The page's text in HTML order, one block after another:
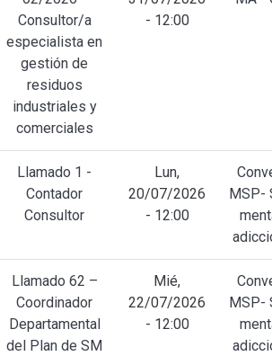
Consultor/a
especialista en
gestión de
residuos
industriales y
comerciales
- 12:00
Llamado 1 -
Contador
Consultor
Lun,
20/07/2026
- 12:00
MSP-
Llamado 62 –
Coordinador
Departamental
del Plan de SM
Mié,
22/07/2026
- 12:00
MSP-